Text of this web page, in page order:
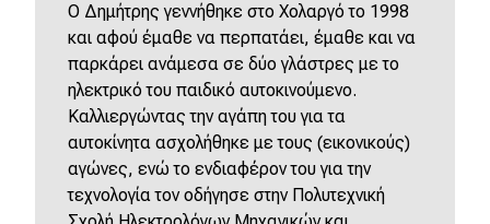
Ο Δημήτρης γεννήθηκε στο Χολαργό το 1998
και αφού έμαθε να περπατάει, έμαθε και να
παρκάρει ανάμεσα σε δύο γλάστρες με το
ηλεκτρικό του παιδικό αυτοκινούμενο.
Καλλιεργώντας την αγάπη του για τα
αυτοκίνητα ασχολήθηκε με τους (εικονικούς)
αγώνες, ενώ το ενδιαφέρον του για την
τεχνολογία τον οδήγησε στην Πολυτεχνική